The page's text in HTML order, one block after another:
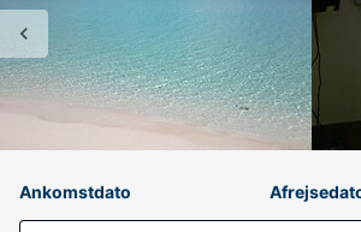
Ankomstdato